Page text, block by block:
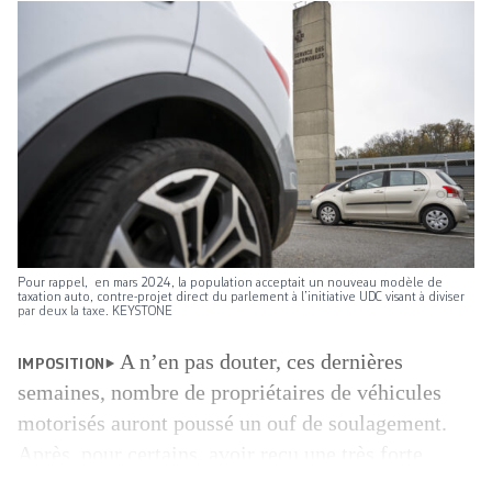
Pour rappel, en mars 2024, la population acceptait un nouveau modèle de
taxation auto, contre-projet direct du parlement à l’initiative UDC visant à diviser
par deux la taxe. KEYSTONE
IMPOSITION
A n’en pas douter, ces dernières
semaines, nombre de propriétaires de véhicules
motorisés auront poussé un ouf de soulagement.